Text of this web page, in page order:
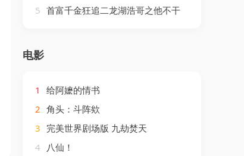
5 首富千金狂追二龙湖浩哥之他不干
电影
1
给阿嬷的情书
2 角头：斗阵欸
3 完美世界剧场版 九劫焚天
4
八仙！